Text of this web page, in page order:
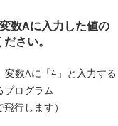
数Aに入力した値の
さい。
数Aに「4」と入力する
プログラム
行します）